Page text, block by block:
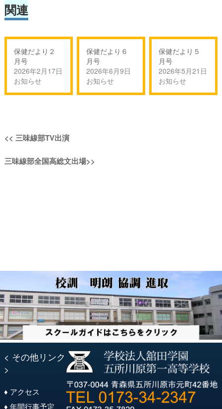
関連
保健だより２
月号
2026年2月17日
お知らせ
保健だより６
月号
2026年6月9日
お知らせ
保健だより５
月号
2026年5月21日
お知らせ
投
稿
ョ
ン
<< 過
の
三味線部TV出演
次
三味線部全国高総文出場>>
< その他リンク
>
♦ アクセス
♦ 年間行事予定